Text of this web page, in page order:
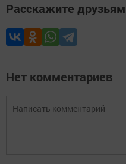
Расскажите друзьям
Нет комментариев